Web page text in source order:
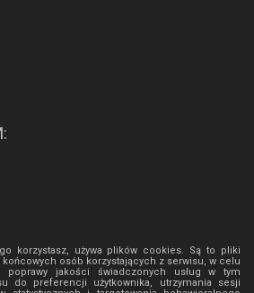
korzystasz, używa plików cookies. Są to pliki
osób korzystających z serwisu, w celu
poprawy jakości świadczonych usług w tym
do preferencji użytkownika, utrzymania sesji